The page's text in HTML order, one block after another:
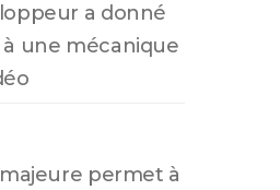
a donné
à une mécanique
permet à